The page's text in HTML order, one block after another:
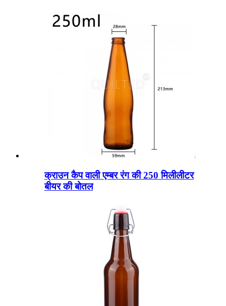
क्राउन कैप वाली एम्बर रंग की 250 मिलीलीटर
बीयर की बोतल